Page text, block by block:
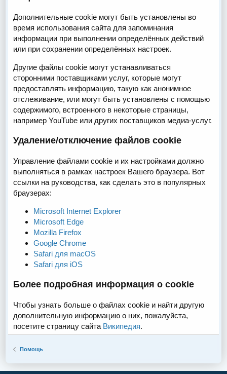
Дополнительные cookie могут быть установлены во
время использования сайта для запоминания
информации при выполнении определённых действий
или при сохранении определённых настроек.
Другие файлы cookie могут устанавливаться
сторонними поставщиками услуг, которые могут
предоставлять информацию, такую как анонимное
отслеживание, или могут быть установлены с помощью
содержимого, встроенного в некоторые страницы,
например YouTube или других поставщиков медиа-услуг.
Удаление/отключение файлов cookie
Управление файлами cookie и их настройками должно
выполняться в рамках настроек Вашего браузера. Вот
ссылки на руководства, как сделать это в популярных
браузерах:
Microsoft Internet Explorer
Microsoft Edge
Mozilla Firefox
Google Chrome
Safari для macOS
Safari для iOS
Более подробная информация о cookie
Чтобы узнать больше о файлах cookie и найти другую
дополнительную информацию о них, пожалуйста,
посетите страницу сайта Википедия.
Помощь